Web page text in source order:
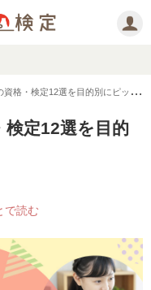
・検定12選を目的別にピックアップ！
定12選を目的
で読む